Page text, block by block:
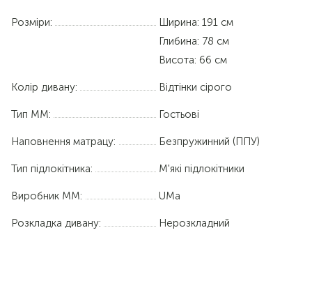
Розміри:
Ширина: 191 см
Глибина: 78 см
Висота: 66 см
Колір дивану: Відтінки сірого
Тип ММ: Гостьові
Наповнення матрацу: Безпружинний (ППУ)
Тип підлокітника: М'які підлокітники
Виробник ММ: UMa
Розкладка дивану: Нерозкладний